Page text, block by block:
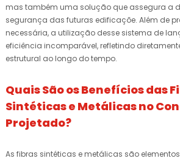
mas também uma solução que assegura a
segurança das futuras edificaçõe. Além de
necessária, a utilização desse sistema de
eficiência incomparável, refletindo
estrutural ao longo do tempo.
Quais São os Benefícios das
Sintéticas e Metálicas no
Projetado?
As fibras sintéticas e metálicas são